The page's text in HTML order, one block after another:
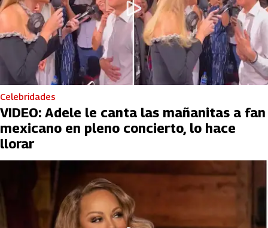
Celebridades
VIDEO: Adele le canta las mañanitas a fan
mexicano en pleno concierto, lo hace
llorar